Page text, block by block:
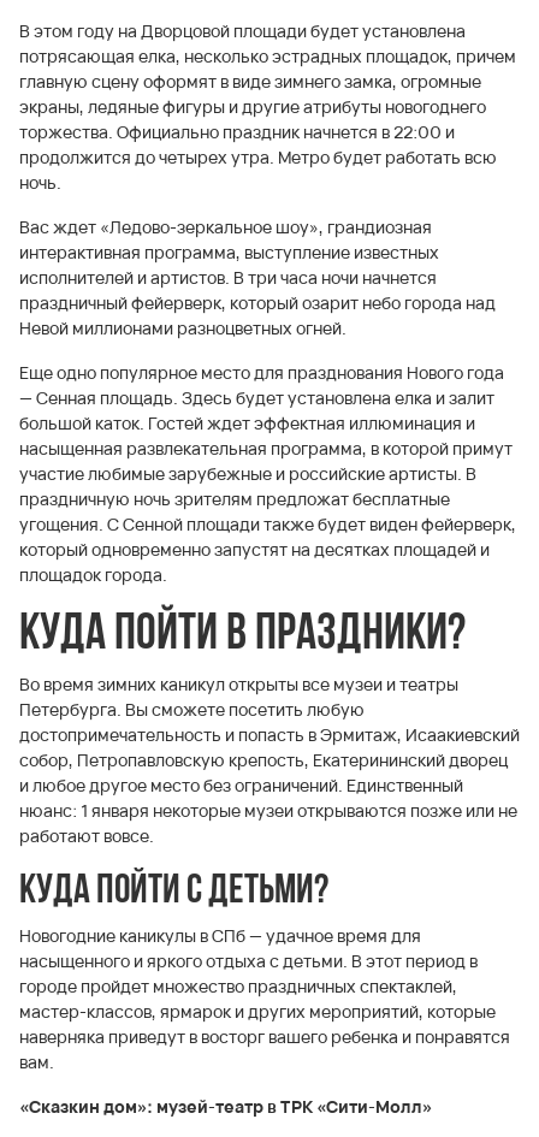
В этом году на Дворцовой площади будет установлена
потрясающая елка, несколько эстрадных площадок, причем
главную сцену оформят в виде зимнего замка, огромные
экраны, ледяные фигуры и другие атрибуты новогоднего
торжества. Официально праздник начнется в 22:00 и
продолжится до четырех утра. Метро будет работать всю
ночь.
Вас ждет «Ледово-зеркальное шоу», грандиозная
интерактивная программа, выступление известных
исполнителей и артистов. В три часа ночи начнется
праздничный фейерверк, который озарит небо города над
Невой миллионами разноцветных огней.
Еще одно популярное место для празднования Нового года
— Сенная площадь. Здесь будет установлена елка и залит
большой каток. Гостей ждет эффектная иллюминация и
насыщенная развлекательная программа, в которой примут
участие любимые зарубежные и российские артисты. В
праздничную ночь зрителям предложат бесплатные
угощения. С Сенной площади также будет виден фейерверк,
который одновременно запустят на десятках площадей и
площадок города.
Куда пойти в праздники?
Во время зимних каникул открыты все музеи и театры
Петербурга. Вы сможете посетить любую
достопримечательность и попасть в Эрмитаж, Исаакиевский
собор, Петропавловскую крепость, Екатерининский дворец
и любое другое место без ограничений. Единственный
нюанс: 1 января некоторые музеи открываются позже или не
работают вовсе.
Куда пойти с детьми?
Новогодние каникулы в СПб — удачное время для
насыщенного и яркого отдыха с детьми. В этот период в
городе пройдет множество праздничных спектаклей,
мастер-классов, ярмарок и других мероприятий, которые
наверняка приведут в восторг вашего ребенка и понравятся
вам.
«Сказкин дом»: музей-театр в ТРК «Сити-Молл»